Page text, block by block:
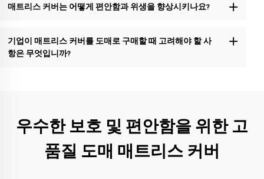
매트리스 커버는 어떻게 편안함과 위생을 향상시키나요?
기업이 매트리스 커버를 도매로 구매할 때 고려해야 할 사
항은 무엇입니까?
우수한 보호 및 편안함을 위한 고
품질 도매 매트리스 커버